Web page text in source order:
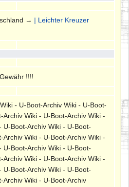
→ | Leichter Kreuzer
!!!!
- U-Boot-Archiv Wiki - U-Boot-
Archiv Wiki - U-Boot-Archiv Wiki -
U-Boot-Archiv Wiki - U-Boot-
Archiv Wiki - U-Boot-Archiv Wiki -
U-Boot-Archiv Wiki - U-Boot-
Archiv Wiki - U-Boot-Archiv Wiki -
U-Boot-Archiv Wiki - U-Boot-
Archiv Wiki - U-Boot-Archiv